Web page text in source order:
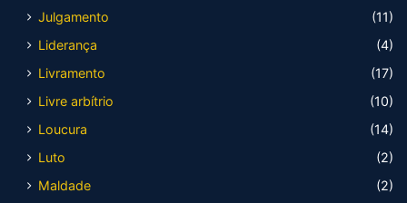
Julgamento
(11)
Liderança
(4)
Livramento
(17)
Livre arbítrio
(10)
Loucura
(14)
Luto
(2)
Maldade
(2)